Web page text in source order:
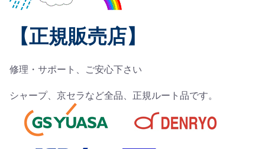
【正規販売店】
修理・サポート、ご安心下さい
シャープ、京セラなど全品、正規ルート品です。